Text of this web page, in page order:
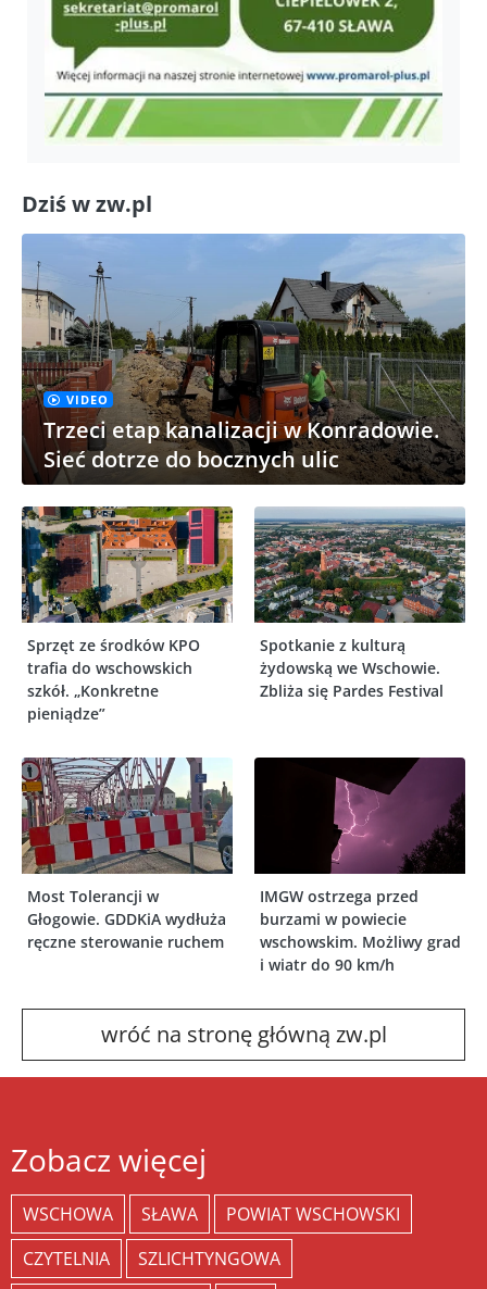
Dziś w zw.pl
VIDEO
Trzeci etap kanalizacji w Konradowie.
Sieć dotrze do bocznych ulic
Sprzęt ze środków KPO
trafia do wschowskich
szkół. „Konkretne
pieniądze”
Spotkanie z kulturą
żydowską we Wschowie.
Zbliża się Pardes Festival
Most Tolerancji w
Głogowie. GDDKiA wydłuża
ręczne sterowanie ruchem
IMGW ostrzega przed
burzami w powiecie
wschowskim. Możliwy grad
i wiatr do 90 km/h
wróć na stronę główną zw.pl
Zobacz więcej
WSCHOWA SŁAWA
POWIAT WSCHOWSKI
CZYTELNIA
SZLICHTYNGOWA